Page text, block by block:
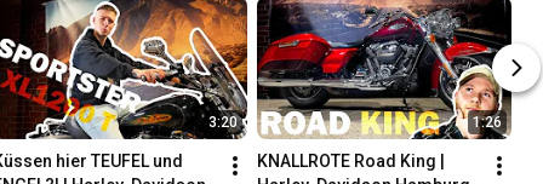
3:20
hier TEUFEL und
1:26
KNALLROTE Road King |